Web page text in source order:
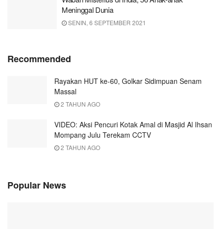
Meninggal Dunia
SENIN, 6 SEPTEMBER 2021
Recommended
Rayakan HUT ke-60, Golkar Sidimpuan Senam
Massal
2 TAHUN AGO
VIDEO: Aksi Pencuri Kotak Amal di Masjid Al Ihsan
Mompang Julu Terekam CCTV
2 TAHUN AGO
Popular News